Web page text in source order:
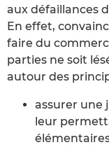
aux défaillances
En effet,
faire du
parties ne soit
autour des
assurer une
leur